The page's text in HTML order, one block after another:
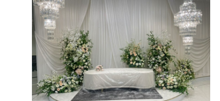
하쁘 본식후기
2026-03-09 179명 읽음
+25